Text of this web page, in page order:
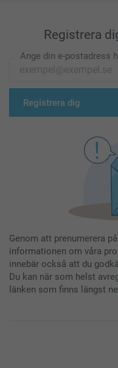
Registrera
Ange din e-postadress
Registrera dig
Genom att prenumerera
informationen om våra
innebär också att du
Du kan när som helst
länken som finns längst